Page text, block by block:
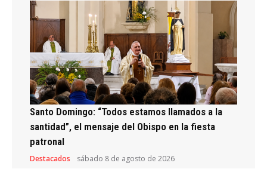
Santo Domingo: “Todos estamos llamados a la
santidad”, el mensaje del Obispo en la fiesta
patronal
Destacados sábado 8 de agosto de 2026